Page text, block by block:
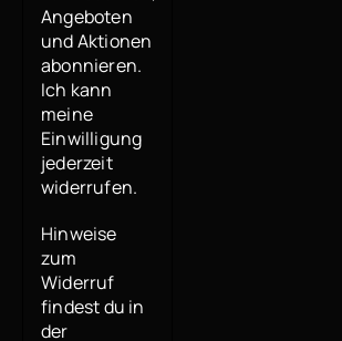
Angeboten
und Aktionen
abonnieren.
Ich kann
meine
Einwilligung
jederzeit
widerrufen.
Hinweise
zum
Widerruf
findest du in
der